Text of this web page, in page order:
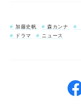
加藤史帆 森カンナ
ドラマ
ニュース